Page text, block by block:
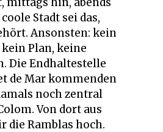
Stadt sei das,
Ansonsten: kein
Plan, keine
Die Endhaltestelle
de Mar kommenden
noch zentral
Von dort aus
die Ramblas hoch.